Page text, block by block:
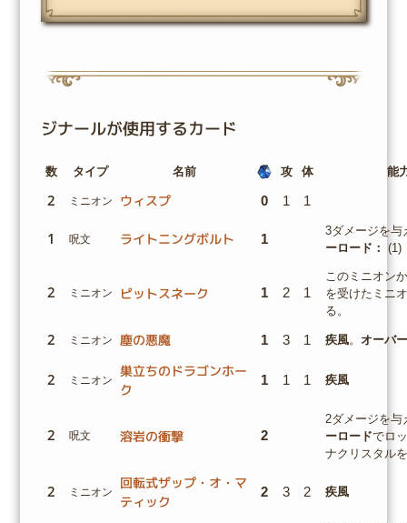
ジナールが使用するカード
数 タイプ 名前 攻 体 能
2 ミニオン ウィスプ 0 1 1
1 呪文 ライトニングボルト 1
3ダメージを与
ーロード： (1)
2 ミニオン ピットスネーク 1 2 1
このミニオン
を受けたミニ
る。
2 ミニオン 塵の悪魔 1 3 1 疾風。 オーバ
2 ミニオン
巣立ちのドラゴンホー
ク
1 1 1 疾風
2 呪文 溶岩の衝撃 2
2ダメージを与
ーロードでロ
ナクリスタル
2 ミニオン
回転式ザップ・オ・マ
ティック
2 3 2 疾風